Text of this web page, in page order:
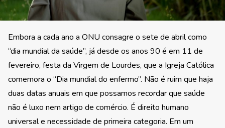
Embora a cada ano a ONU consagre o sete de abril como
“dia mundial da saúde”, já desde os anos 90 é em 11 de
fevereiro, festa da Virgem de Lourdes, que a Igreja Católica
comemora o “Dia mundial do enfermo”. Não é ruim que haja
duas datas anuais em que possamos recordar que saúde
não é luxo nem artigo de comércio. É direito humano
universal e necessidade de primeira categoria. Em um